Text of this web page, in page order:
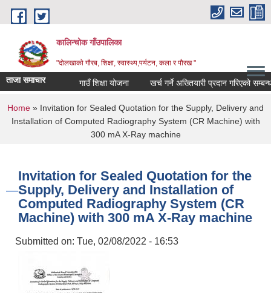
Skip to main content
कालिन्चोक गाँउपालिका
"दोलखाको गौरब, शिक्षा, स्वास्थ्य,पर्यटन, कला र पौरख "
ताजा समाचार गाउँ शिक्षा योजना खर्च गर्ने अख्तियारी प्रदान गरिएको
You are here
Home » Invitation for Sealed Quotation for the Supply, Delivery and
Installation of Computed Radiography System (CR Machine) with
300 mA X-Ray machine
Invitation for Sealed Quotation for the
Supply, Delivery and Installation of
Computed Radiography System (CR
Machine) with 300 mA X-Ray machine
Submitted on: Tue, 02/08/2022 - 16:53